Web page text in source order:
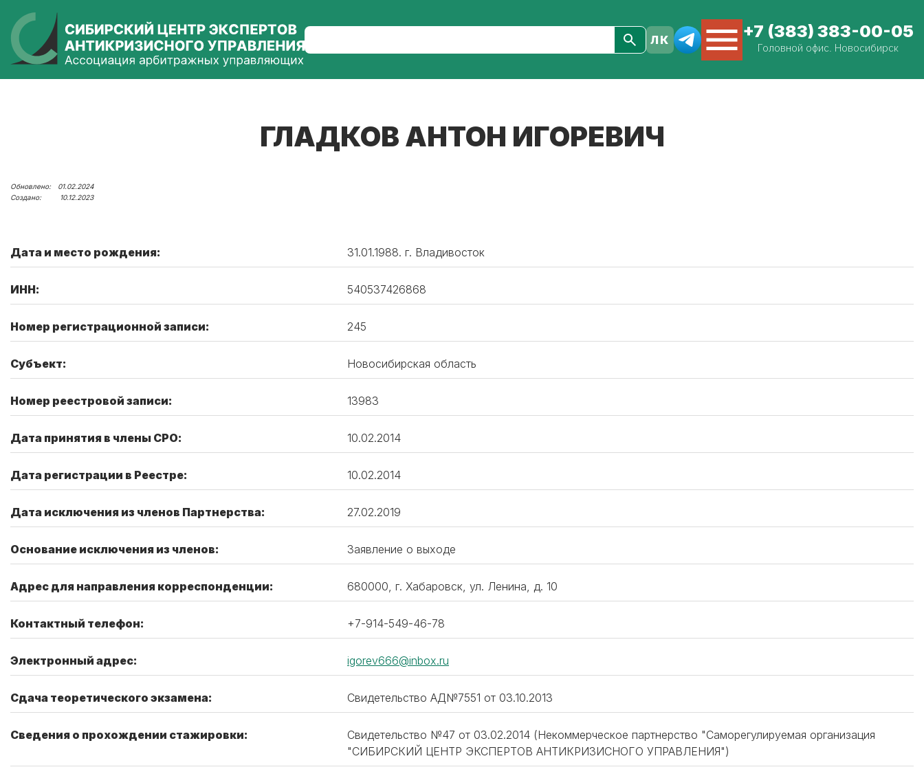
+7 (383) 383-00-05
Головной офис. Новосибирск
ГЛАДКОВ АНТОН ИГОРЕВИЧ
01.02.2024
10.12.2023
Дата и место рождения: 31.01.1988. г. Владивосток
ИНН: 540537426868
Номер регистрационной записи: 245
Субъект: Новосибирская область
Номер реестровой записи: 13983​
Дата принятия в члены СРО: 10.02.2014
Дата регистрации в Реестре: 10.02.2014
Дата исключения из членов Партнерства: 27.02.2019
Основание исключения из членов: Заявление о выходе
Адрес для направления корреспонденции: 680000, г. Хабаровск, ул. Ленина, д. 10
Контактный телефон: +7-914-549-46-78
Электронный адрес: igorev666@inbox.ru
Сдача теоретического экзамена: Свидетельство АД№7551 от 03.10.2013
Сведения о прохождении стажировки:
Свидетельство №47 от 03.02.2014 (Некоммерческое партнерство "Саморегулируемая организация
"СИБИРСКИЙ ЦЕНТР ЭКСПЕРТОВ АНТИКРИЗИСНОГО УПРАВЛЕНИЯ")